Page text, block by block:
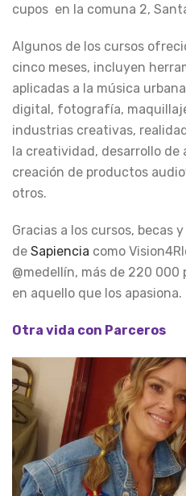
cupos en la comuna 2,
Algunos de los cursos
cinco meses, incluyen
aplicadas a la música
digital, fotografía,
industrias creativas,
la creatividad, desarrollo de
creación de productos
otros.
Gracias a los cursos, becas
de Sapiencia como
@medellín, más de 220
en aquello que los apasiona.
Otra vida con Parceros